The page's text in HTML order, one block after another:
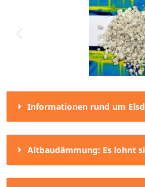
Informationen rund um
Altbaudämmung: Es lohnt